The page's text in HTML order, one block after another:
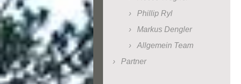
Phillip Ryl
Markus Dengler
Allgemein Team
Partner